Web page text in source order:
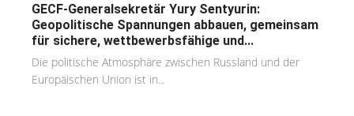
GECF-Generalsekretär Yury Sentyurin:
Geopolitische Spannungen abbauen, gemeinsam
für sichere, wettbewerbsfähige und...
Die politische Atmosphäre zwischen Russland und der
Europäischen Union ist in...